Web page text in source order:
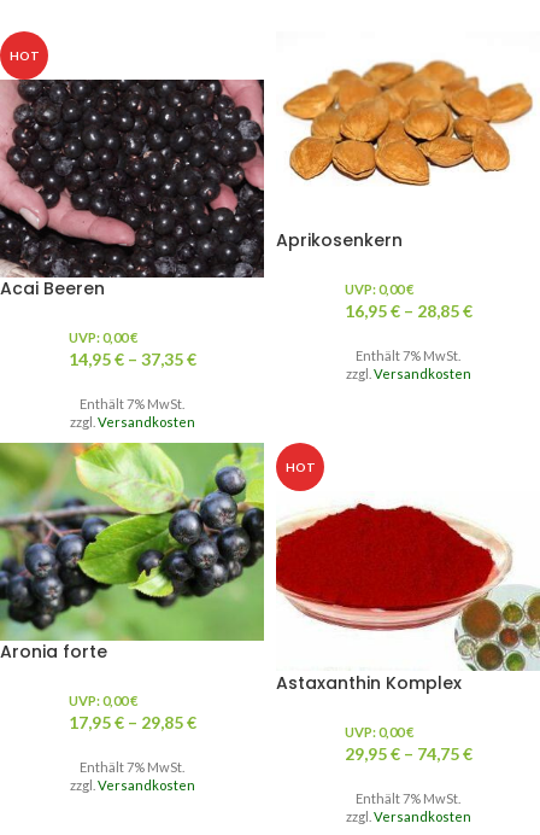
HOT
Acai Beeren
UVP:0,00€
14,95€ – 37,35€
Enthält 7% MwSt.
zzgl. Versandkosten
Aprikosenkern
UVP:0,00€
16,95€ – 28,85€
Enthält 7% MwSt.
zzgl. Versandkosten
Aronia forte
UVP:0,00€
17,95€ – 29,85€
Enthält 7% MwSt.
zzgl. Versandkosten
HOT
Astaxanthin Komplex
UVP:0,00€
29,95€ – 74,75€
Enthält 7% MwSt.
zzgl. Versandkosten